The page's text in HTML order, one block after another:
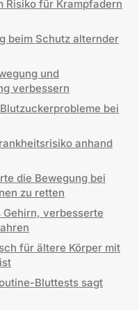
Risiko für Krampfadern
beim Schutz alternder
und
verbessern
bei
anhand
die Bewegung bei
zu retten
verbesserte
für ältere Körper mit
Bluttests sagt